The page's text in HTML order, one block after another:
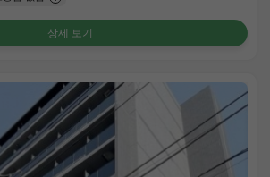
상세 보기